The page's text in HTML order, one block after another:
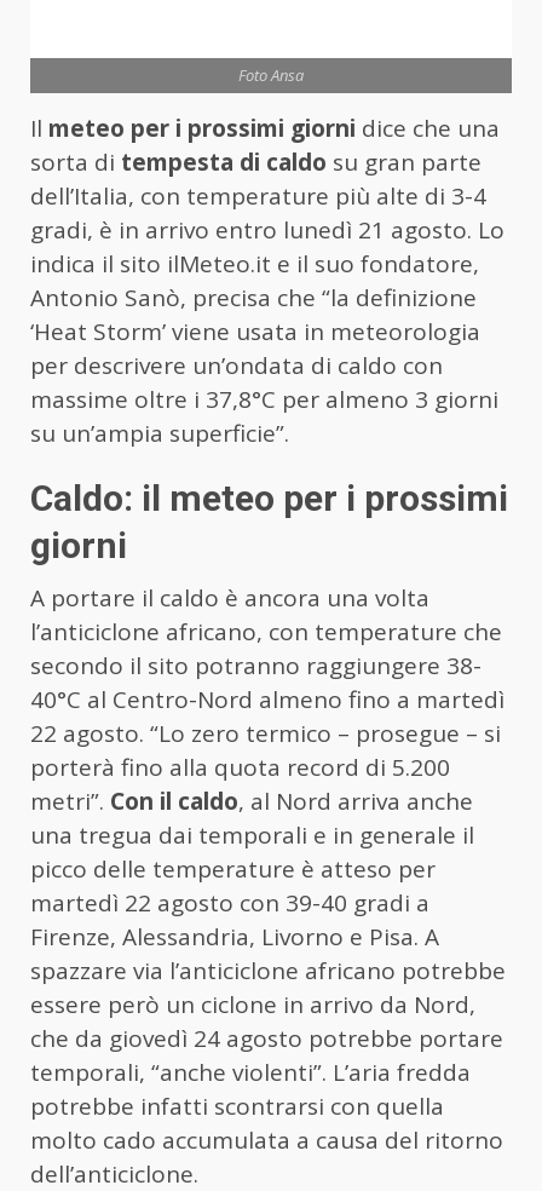
Foto Ansa
Il meteo per i prossimi giorni dice che una
sorta di tempesta di caldo su gran parte
dell’Italia, con temperature più alte di 3-4
gradi, è in arrivo entro lunedì 21 agosto. Lo
indica il sito ilMeteo.it e il suo fondatore,
Antonio Sanò, precisa che “la definizione
‘Heat Storm’ viene usata in meteorologia
per descrivere un’ondata di caldo con
massime oltre i 37,8°C per almeno 3 giorni
su un’ampia superficie”.
Caldo: il meteo per i prossimi
giorni
A portare il caldo è ancora una volta
l’anticiclone africano, con temperature che
secondo il sito potranno raggiungere 38-
40°C al Centro-Nord almeno fino a martedì
22 agosto. “Lo zero termico – prosegue – si
porterà fino alla quota record di 5.200
metri”. Con il caldo, al Nord arriva anche
una tregua dai temporali e in generale il
picco delle temperature è atteso per
martedì 22 agosto con 39-40 gradi a
Firenze, Alessandria, Livorno e Pisa. A
spazzare via l’anticiclone africano potrebbe
essere però un ciclone in arrivo da Nord,
che da giovedì 24 agosto potrebbe portare
temporali, “anche violenti”. L’aria fredda
potrebbe infatti scontrarsi con quella
molto cado accumulata a causa del ritorno
dell’anticiclone.